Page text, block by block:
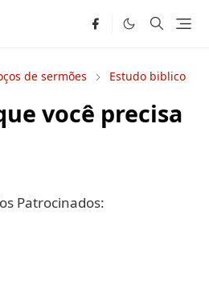
de sermões Estudo biblico
você precisa
Patrocinados: